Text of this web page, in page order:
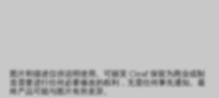
图片和描述仅供说明使用。可丽芙 Cleaf 保留为商业或制
造需要进行任何必要修改的权利，无需任何事先通知。最
终产品可能与图片有所差异。